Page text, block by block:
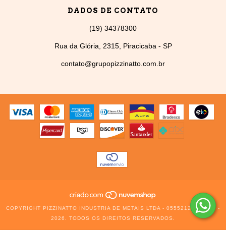
DADOS DE CONTATO
(19) 34378300
Rua da Glória, 2315, Piracicaba - SP
contato@grupopizzinatto.com.br
COPYRIGHT PIZZINATTO INDUSTRIA DE METAIS LTDA - 05552129000126 -
2026. TODOS OS DIREITOS RESERVADOS.